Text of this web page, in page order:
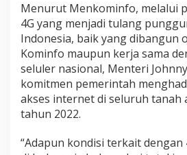
Menurut Menkominfo, melalui
4G yang menjadi tulang
Indonesia, baik yang dibangun
Kominfo maupun kerja sama
seluler nasional, Menteri
komitmen pemerintah
akses internet di seluruh tanah
tahun 2022.
“Adapun kondisi terkait dengan